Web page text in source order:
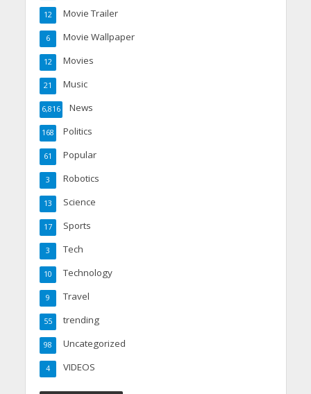
Movie Trailer
12
Movie Wallpaper
6
Movies
12
Music
21
News
6,816
Politics
168
Popular
61
Robotics
3
Science
13
Sports
17
Tech
3
Technology
10
Travel
9
trending
55
Uncategorized
98
VIDEOS
4